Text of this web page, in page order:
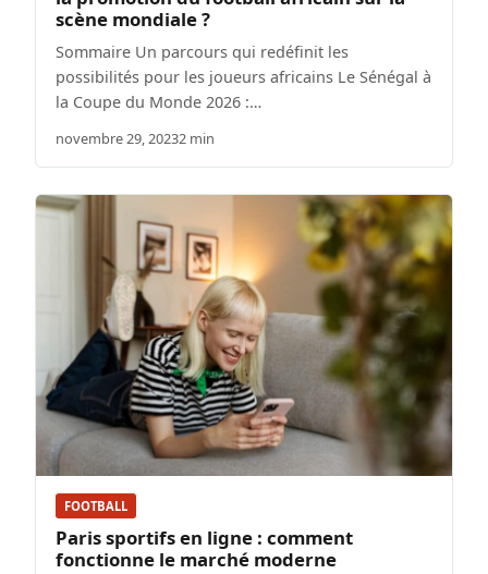
scène mondiale ?
Sommaire Un parcours qui redéfinit les
possibilités pour les joueurs africains Le Sénégal à
la Coupe du Monde 2026 :…
novembre 29, 20232 min
FOOTBALL
Paris sportifs en ligne : comment
fonctionne le marché moderne